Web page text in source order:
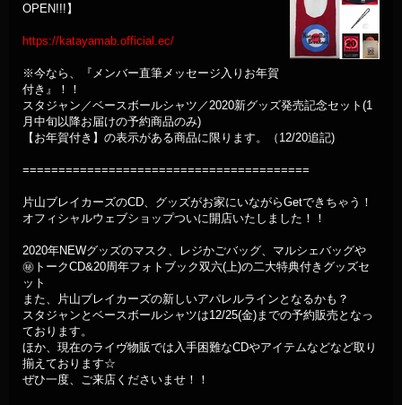
OPEN!!!】
https://katayamab.official.ec/
※今なら、『メンバー直筆メッセージ入りお年賀
付き』！！
スタジャン／ベースボールシャツ／2020新グッズ発売記念セット(1
月中旬以降お届けの予約商品のみ)
【お年賀付き】の表示がある商品に限ります。（12/20追記)
========================================
片山ブレイカーズのCD、グッズがお家にいながらGetできちゃう！
オフィシャルウェブショップついに開店いたしました！！
2020年NEWグッズのマスク、レジかごバッグ、マルシェバッグや
㊙️トークCD&20周年フォトブック双六(上)の二大特典付きグッズセ
ット
また、片山ブレイカーズの新しいアパレルラインとなるかも？
スタジャンとベースボールシャツは12/25(金)までの予約販売となっ
ております。
ほか、現在のライヴ物販では入手困難なCDやアイテムなどなど取り
揃えております☆
ぜひ一度、ご来店くださいませ！！